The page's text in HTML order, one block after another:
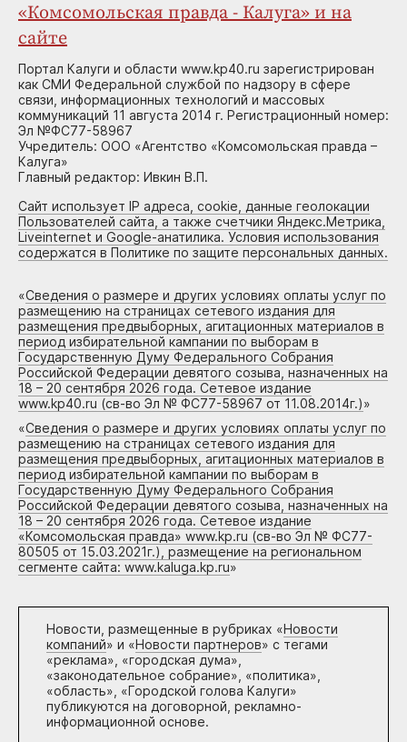
«Комсомольская правда - Калуга» и на
сайте
Портал Калуги и области www.kp40.ru зарегистрирован
как СМИ Федеральной службой по надзору в сфере
связи, информационных технологий и массовых
коммуникаций 11 августа 2014 г. Регистрационный номер:
Эл №ФС77-58967
Учредитель: ООО «Агентство «Комсомольская правда –
Калуга»
Главный редактор: Ивкин В.П.
Сайт использует IP адреса, cookie, данные геолокации
Пользователей сайта, а также счетчики Яндекс.Метрика,
Liveinternet и Google-анатилика. Условия использования
содержатся в Политике по защите персональных данных.
«Сведения о размере и других условиях оплаты услуг по
размещению на страницах сетевого издания для
размещения предвыборных, агитационных материалов в
период избирательной кампании по выборам в
Государственную Думу Федерального Собрания
Российской Федерации девятого созыва, назначенных на
18 – 20 сентября 2026 года. Сетевое издание
www.kp40.ru (св-во Эл № ФС77-58967 от 11.08.2014г.)»
«Сведения о размере и других условиях оплаты услуг по
размещению на страницах сетевого издания для
размещения предвыборных, агитационных материалов в
период избирательной кампании по выборам в
Государственную Думу Федерального Собрания
Российской Федерации девятого созыва, назначенных на
18 – 20 сентября 2026 года. Сетевое издание
«Комсомольская правда» www.kp.ru (св-во Эл № ФС77-
80505 от 15.03.2021г.), размещение на региональном
сегменте сайта: www.kaluga.kp.ru»
Новости, размещенные в рубриках «Новости
компаний» и «Новости партнеров» с тегами
«реклама», «городская дума»,
«законодательное собрание», «политика»,
«область», «Городской голова Калуги»
публикуются на договорной, рекламно-
информационной основе.